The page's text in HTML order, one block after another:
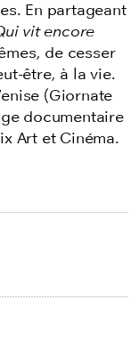
En partageant
vit encore
de cesser
être, à la vie.
(Giornate
documentaire
Art et Cinéma.